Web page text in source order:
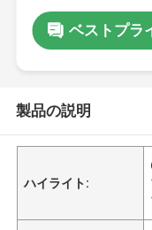
ベストプラ
製品の説明
ハイライト: